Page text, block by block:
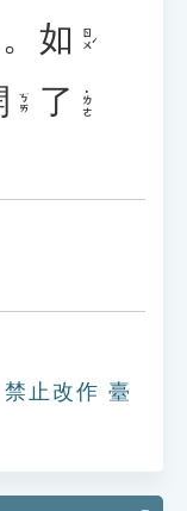
。 如 ㄖㄨˊ
ㄎㄞ 了 ˙ㄌㄜ
止改作 臺